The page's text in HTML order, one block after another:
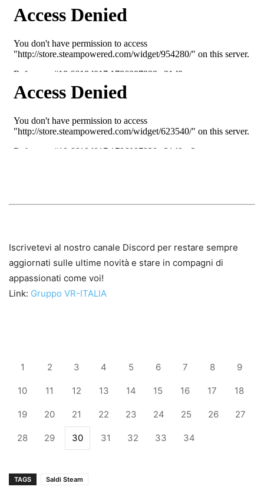
Iscrivetevi al nostro canale Discord per restare sempre
aggiornati sulle ultime novità e stare in compagni di
appassionati come voi!
Link: Gruppo VR-ITALIA
1 2 3 4 5 6 7 8 9
10 11 12 13 14 15 16 17 18
19 20 21 22 23 24 25 26 27
28 29 30 31 32 33 34
TAGS Saldi Steam